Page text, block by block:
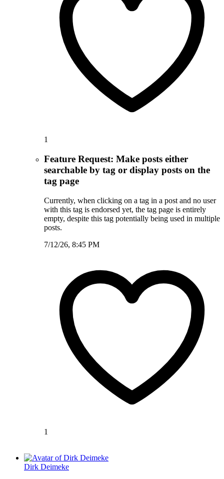
1
Feature Request: Make posts either
searchable by tag or display posts on the
tag page
Currently, when clicking on a tag in a post and no user
with this tag is endorsed yet, the tag page is entirely
empty, despite this tag potentially being used in multiple
posts.
7/12/26, 8:45 PM
1
Dirk Deimeke